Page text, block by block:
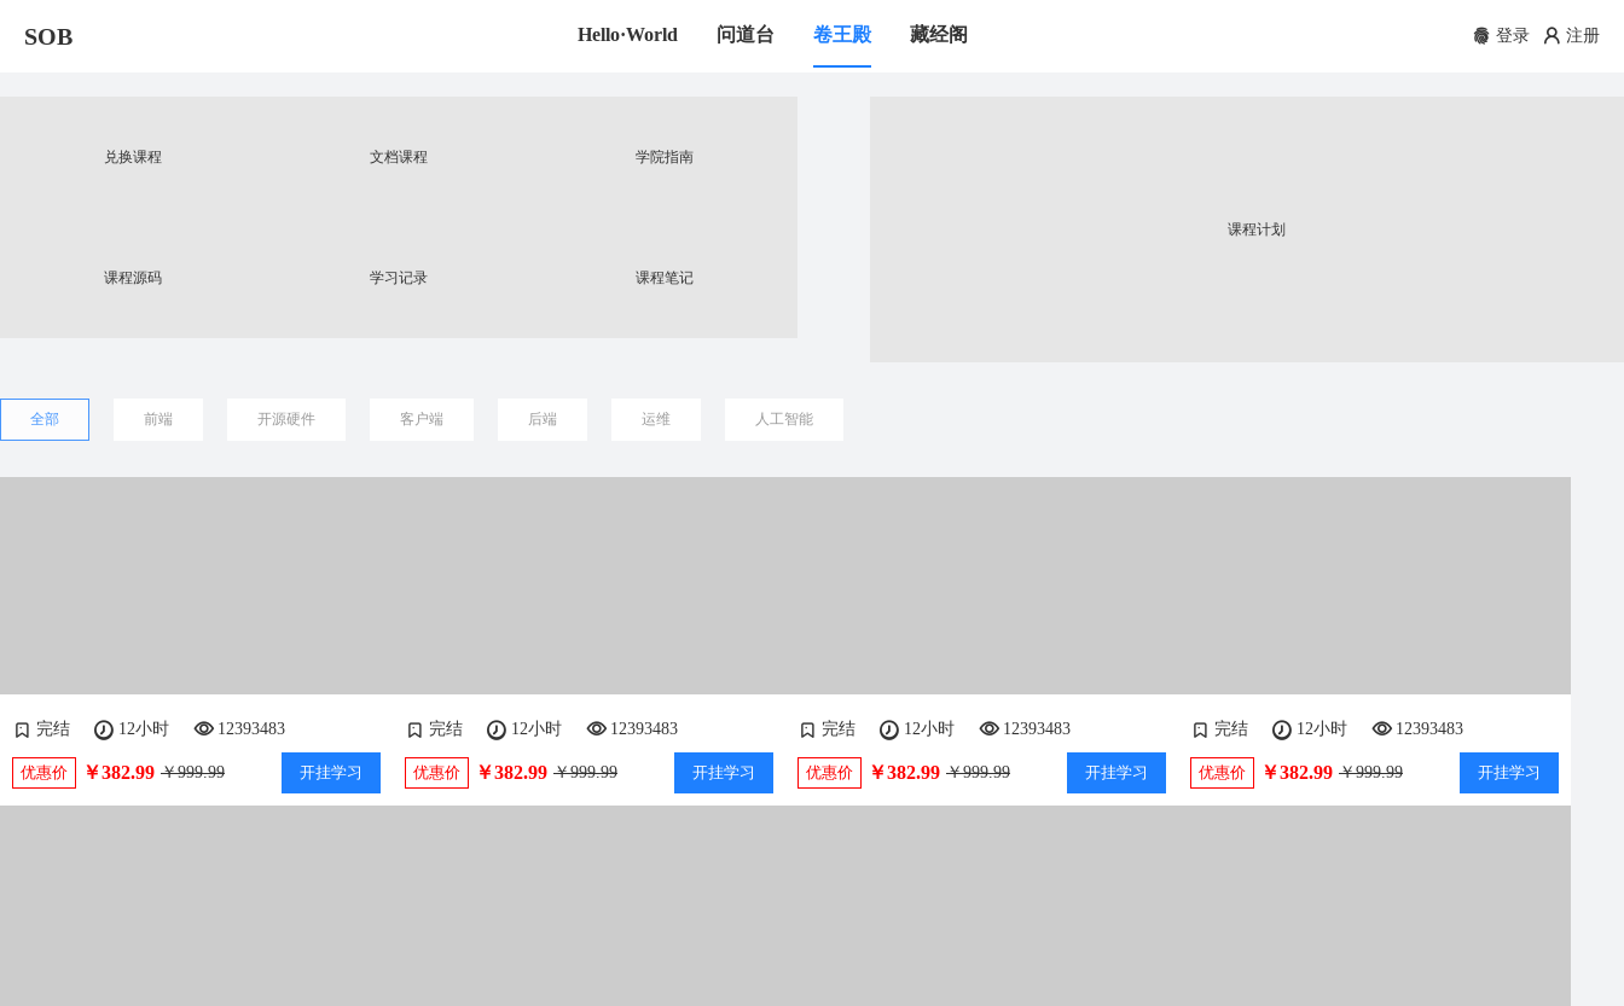
SOB Hello·World 问道台 卷王殿 藏经阁 登录 注册
兑换课程 文档课程 学院指南
课程源码 学习记录 课程笔记
课程计划
全部 前端 开源硬件 客户端 后端 运维 人工智能
完结 12小时 12393483
优惠价 ￥382.99 ￥999.99 开挂学习
完结 12小时 12393483
优惠价 ￥382.99 ￥999.99 开挂学习
完结 12小时 12393483
优惠价 ￥382.99 ￥999.99 开挂学习
完结 12小时 12393483
优惠价 ￥382.99 ￥999.99 开挂学习